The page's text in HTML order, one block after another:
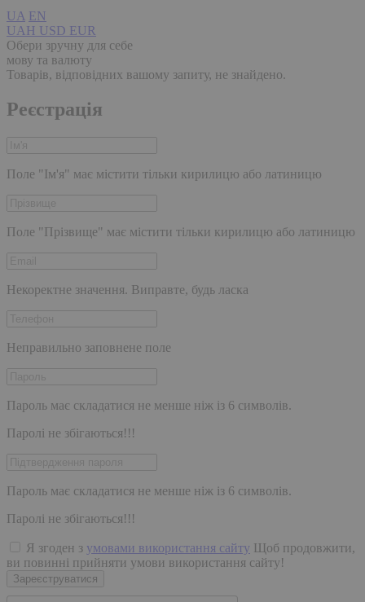
UA EN
UAH USD EUR
Обери зручну для себе
мову та валюту
Товарів, відповідних вашому запиту, не знайдено.
Реєстрація
Поле "Ім'я" має містити тільки кирилицю або латиницю
Поле "Прізвище" має містити тільки кирилицю або латиницю
Некоректне значення. Виправте, будь ласка
Неправильно заповнене поле
Пароль має складатися не менше ніж із 6 символів.
Паролі не збігаються!!!
Пароль має складатися не менше ніж із 6 символів.
Паролі не збігаються!!!
Я згоден з умовами використання сайту Щоб продовжити,
ви повинні прийняти умови використання сайту!
Зареєструватися